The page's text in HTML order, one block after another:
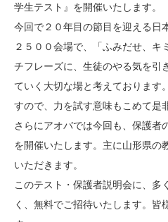
学生テスト』を開催いたします。
今回で２０年目の節目を迎える日
２５００会場で、「ふみだせ、キ
チフレーズに、生徒のやる気を引
ていく大切な場と考えております
すので、力を試す意味もこめて是
さらにアオバでは今回も、保護者
を開催いたします。主に山形県の
いただきます。
このテスト・保護者説明会に、多
く、無料でご招待いたします。皆